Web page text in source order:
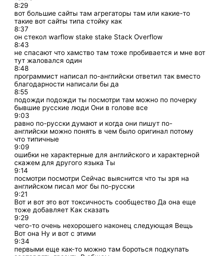
8:29
вот большие сайты там агрегаторы там или какие-то
такие вот сайты типа стойку как
8:37
он стекол warflow stake stake Stack Overflow
8:43
не спасают что хамство там тоже пробивается и мне вот
тут жаловался один
8:48
программист написал по-английски ответил так вместо
благодарности написали бы да
8:55
подожди подожди ты посмотри там можно по почерку
бывшие русские люди Они в голове все
9:03
равно по-русски думают и когда они пишут по-
английски можно понять в чем было оригинал потому
что типичные
9:09
ошибки не характерные для английского и характерной
скажем для другого языка Ты
9:14
посмотри посмотри Сейчас выяснится что ты зря на
английском писал мог бы по-русски
9:21
Вот и вот это вот токсичность сообщество Да она еще
тоже добавляет Как сказать
9:29
чего-то очень нехорошего наконец следующая Вещь
Вот она Ну и вот с этими
9:34
первыми еще как-то можно там бороться подкупать